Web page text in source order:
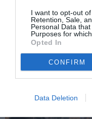
I want to opt-out
Retention, Sale,
Personal Data
Purposes for
Opted In
CONFIRM
Data Deletion
Articolo seguente
Giubileo dei
incontro e
ANCHE: